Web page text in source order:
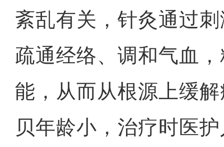
紊乱有关，针灸通过
疏通经络、调和气血
能，从而从根源上缓
贝年龄小，治疗时医